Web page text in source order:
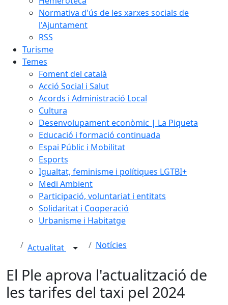
Normativa d'ús de les xarxes socials de
l'Ajuntament
RSS
Turisme
Temes
Foment del català
Acció Social i Salut
Acords i Administració Local
Cultura
Desenvolupament econòmic | La Piqueta
Educació i formació continuada
Espai Públic i Mobilitat
Esports
Igualtat, feminisme i polítiques LGTBI+
Medi Ambient
Participació, voluntariat i entitats
Solidaritat i Cooperació
Urbanisme i Habitatge
Actualitat Notícies
El Ple aprova l'actualització de
les tarifes del taxi pel 2024